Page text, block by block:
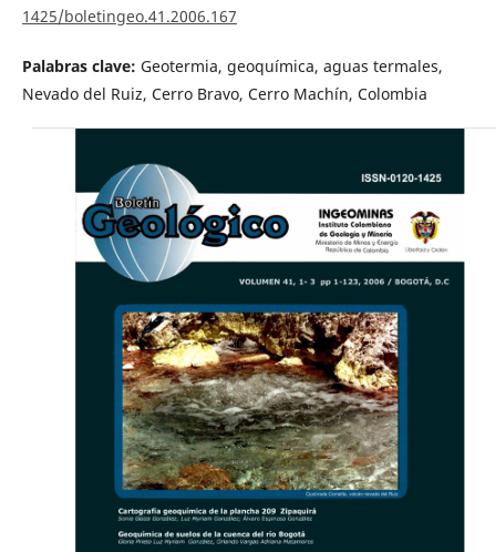
1425/boletingeo.41.2006.167
Palabras clave: Geotermia, geoquímica, aguas termales,
Nevado del Ruiz, Cerro Bravo, Cerro Machín, Colombia